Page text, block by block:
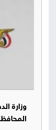
وزارة